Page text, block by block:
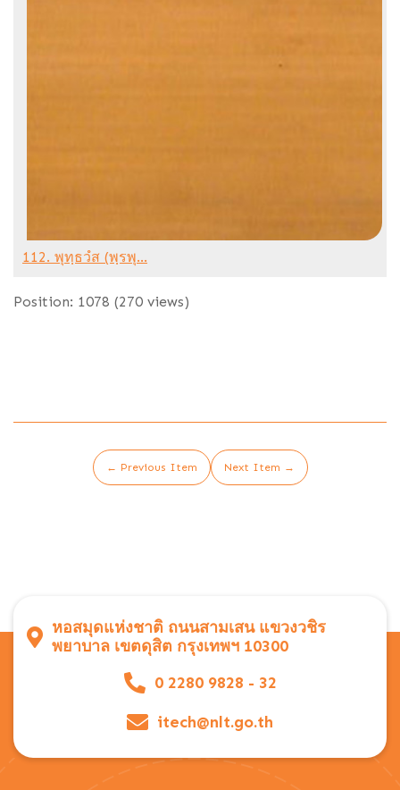
112. พุทฺธวํส (พฺรพุ...
Position: 1078 (270 views)
← Previous Item Next Item →
หอสมุดแห่งชาติ ถนนสามเสน แขวงวชิร
พยาบาล เขตดุสิต กรุงเทพฯ 10300
0 2280 9828 - 32
itech@nlt.go.th